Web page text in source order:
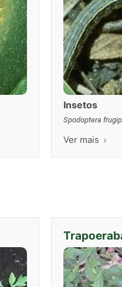
Insetos
Spodoptera
Ver mais